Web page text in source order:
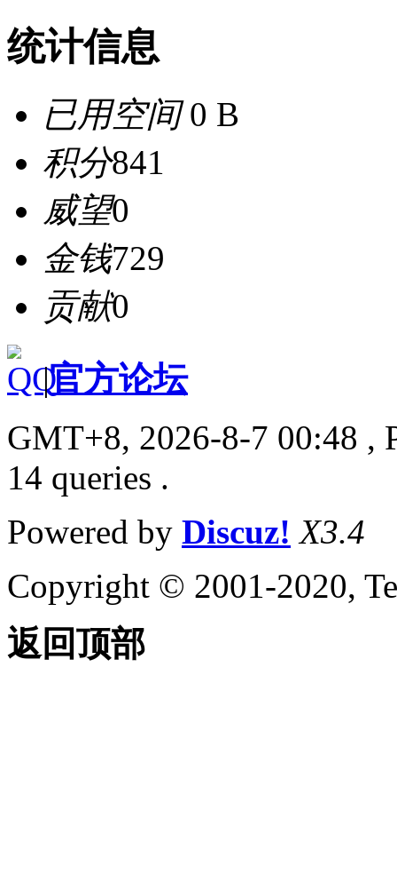
统计信息
已用空间0 B
积分841
威望0
金钱729
贡献0
|官方论坛
GMT+8, 2026-8-7 00:48 ,
14 queries .
Powered by Discuz! X3.4
Copyright © 2001-2020,
返回顶部